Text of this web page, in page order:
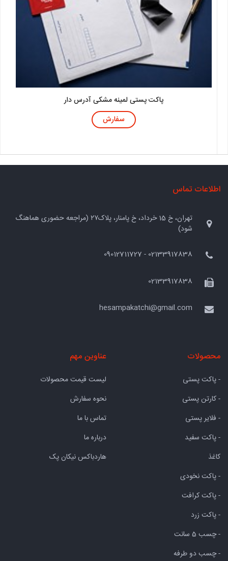
پاکت پستی لمینه مشکی آدرس دار
سفارش
اطلاعات تماس
تهران، خ 15 خرداد، خ پامنار، پلاک۲۷ (مراجعه حضوری هماهنگ
شود)
02133917838 - 09012711727
02133917838
hesampakatchi@gmail.com
محصولات
- پاکت پستی
- کارتن پستی
- فلایر پستی
- پاکت سفید
کاغذ
- پاکت نخودی
- پاکت کرافت
- پاکت زرد
- چسب 5 سانت
- چسب دو طرفه
عناوین مهم
لیست قیمت محصولات
نحوه سفارش
تماس با ما
درباره ما
هاردباکس نیکان پک